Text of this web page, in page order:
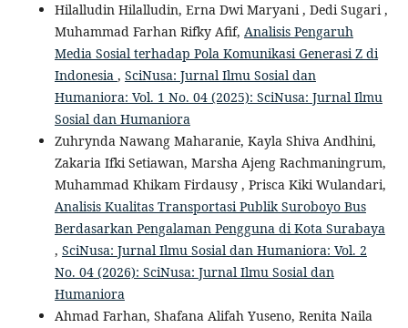
Hilalludin Hilalludin, Erna Dwi Maryani , Dedi Sugari ,
Muhammad Farhan Rifky Afif, Analisis Pengaruh
Media Sosial terhadap Pola Komunikasi Generasi Z di
Indonesia , SciNusa: Jurnal Ilmu Sosial dan
Humaniora: Vol. 1 No. 04 (2025): SciNusa: Jurnal Ilmu
Sosial dan Humaniora
Zuhrynda Nawang Maharanie, Kayla Shiva Andhini,
Zakaria Ifki Setiawan, Marsha Ajeng Rachmaningrum,
Muhammad Khikam Firdausy , Prisca Kiki Wulandari,
Analisis Kualitas Transportasi Publik Suroboyo Bus
Berdasarkan Pengalaman Pengguna di Kota Surabaya
, SciNusa: Jurnal Ilmu Sosial dan Humaniora: Vol. 2
No. 04 (2026): SciNusa: Jurnal Ilmu Sosial dan
Humaniora
Ahmad Farhan, Shafana Alifah Yuseno, Renita Naila